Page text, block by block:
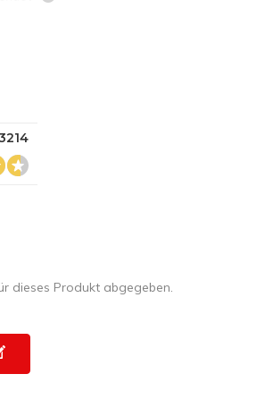
dieses Produkt abgegeben.